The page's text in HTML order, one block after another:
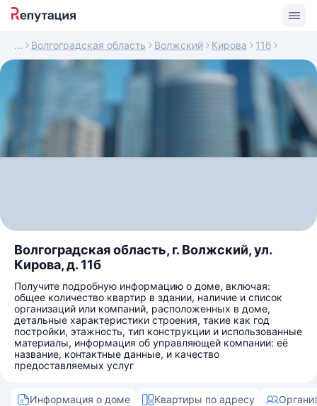
Волгоградская область Волжский Кирова 11б
Волгоградская область, г. Волжский, ул.
Кирова, д. 11б
Получите подробную информацию о доме, включая:
общее количество квартир в здании, наличие и список
организаций или компаний, расположенных в доме,
детальные характеристики строения, такие как год
постройки, этажность, тип конструкции и использованные
материалы, информация об управляющей компании: её
название, контактные данные, и качество
предоставляемых услуг
Информация о доме Квартиры по адресу